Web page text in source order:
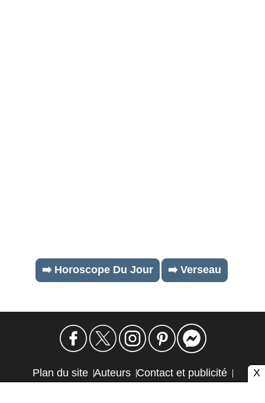
➡️ Horoscope Du Jour ➡️ Verseau
Plan du site Auteurs Contact et publicité
X